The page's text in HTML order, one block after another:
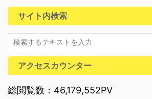
サイト内検索
アクセスカウンター
総閲覧数：46,179,552PV